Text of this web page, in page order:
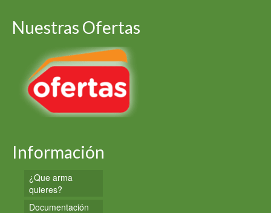
Nuestras Ofertas
Información
¿Que arma
quieres?
Documentación